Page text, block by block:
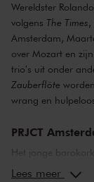
Wereldster
volgens The Times
Amsterdam,
over Mozart en
trio's uit onder
Zauberflöte
wrang en
PRJCT
Het jonge
countertenor
Lees meer